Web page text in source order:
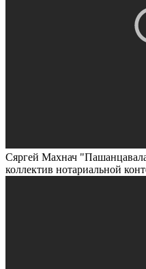
Сяргей Махнач
коллектив нотариальной